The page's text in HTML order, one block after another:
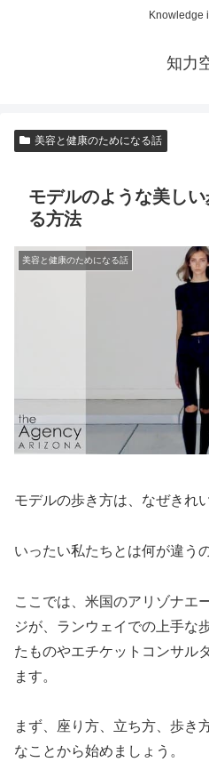
Knowledge
知力
美容と健康のためになる話
モデルのような美し
る方法
美容と健康のためになる話
モデルの歩き方は、なぜきれ
いったい私たちとは何が違う
ここでは、米国のアリゾナエ
ジが、ランウェイでの上手な
たものやエチケットコンサル
ます。
まず、座り方、立ち方、歩き
なことから始めましょう。